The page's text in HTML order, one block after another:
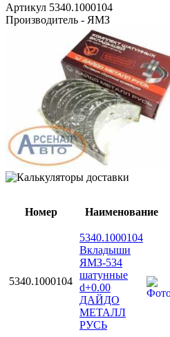
Артикул 5340.1000104
Производитель - ЯМЗ
Номер
Наименование
5340.1000104
5340.1000104
Вкладыши
ЯМЗ-534
шатунные
d+0.00
ДАЙДО
МЕТАЛЛ
РУСЬ